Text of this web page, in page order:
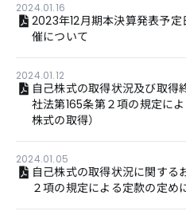
2024.01.16
2023年12月期本決算発表予
催について
2024.01.12
自己株式の取得状況及び取得
社法第165条第２項の規定に
株式の取得）
2024.01.05
自己株式の取得状況に関する
２項の規定による定款の定め